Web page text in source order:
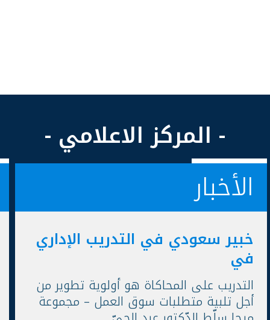
- المركز الاعلامي -
الأخبار
خبير سعودي في التدريب الإداري
في
التدريب على المحاكاة هو أولوية تطوير من
أجل تلبية متطلبات سوق العمل – مجموعة